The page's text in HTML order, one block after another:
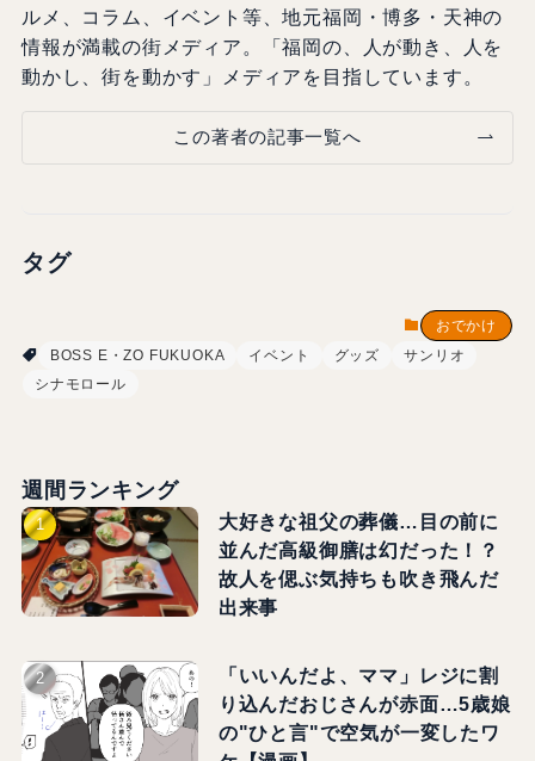
ルメ、コラム、イベント等、地元福岡・博多・天神の
情報が満載の街メディア。「福岡の、人が動き、人を
動かし、街を動かす」メディアを目指しています。
この著者の記事一覧へ
タグ
おでかけ
BOSS E・ZO FUKUOKA
イベント グッズ
サンリオ
シナモロール
週間ランキング
大好きな祖父の葬儀…目の前に
並んだ高級御膳は幻だった！？
故人を偲ぶ気持ちも吹き飛んだ
出来事
「いいんだよ、ママ」レジに割
り込んだおじさんが赤面…5歳娘
の"ひと言"で空気が一変したワ